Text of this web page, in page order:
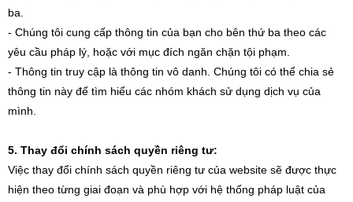
ba.
- Chúng tôi cung cấp thông tin của bạn cho bên thứ ba theo các
yêu cầu pháp lý, hoặc với mục đích ngăn chặn tội phạm.
- Thông tin truy cập là thông tin vô danh. Chúng tôi có thể chia sẻ
thông tin này để tìm hiểu các nhóm khách sử dụng dịch vụ của
mình.
5. Thay đổi chính sách quyền riêng tư:
Việc thay đổi chính sách quyền riêng tư của website sẽ được thực
hiện theo từng giai đoạn và phù hợp với hệ thống pháp luật của